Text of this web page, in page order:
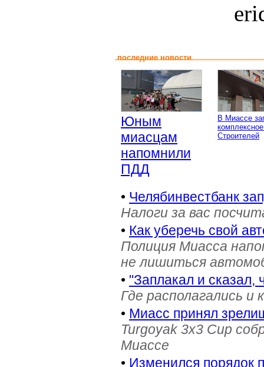
последние новости
Юным
миасцам
напомнили
ПДД
В Миассе
Строителей
• Челябинвестбанк
Налоги за вас
• Как уберечь свой
Полиция Миасса
не лишиться
• "Заплакал и сказал,
Где располагались и
• Миасс принял
Turgoyak 3x3 Cup
Миассе
• Изменился порядок